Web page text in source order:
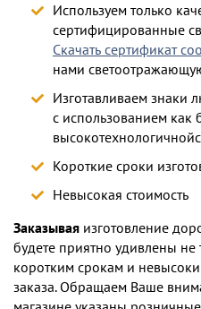
Используем только
сертифицированные
Скачать сертификат
нами
Изготавливаем знаки
с использованием как
Короткие сроки
Невысокая стоимость
Заказывая изготовление
будете приятно удивлены не
коротким срокам и
заказа. Обращаем Ваше